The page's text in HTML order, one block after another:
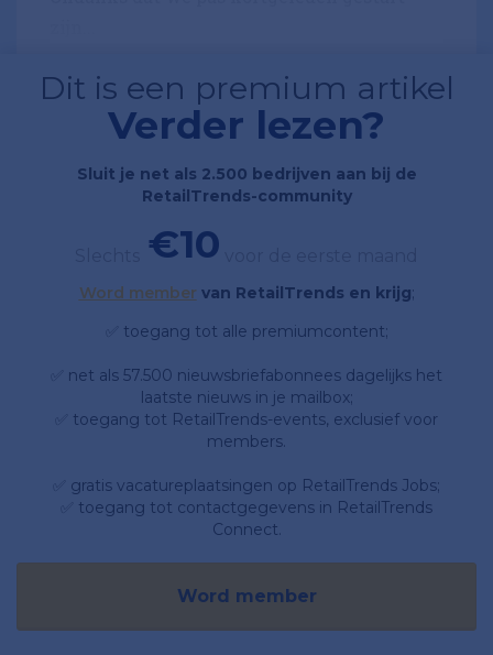
Dit is een premium artikel
Verder lezen?
Sluit je net als 2.500 bedrijven aan bij de
RetailTrends-community
€10
Word member van RetailTrends en krijg;
✅ toegang tot alle premiumcontent;
✅ net als 57.500 nieuwsbriefabonnees dagelijks het
laatste nieuws in je mailbox;
✅ toegang tot RetailTrends-events, exclusief voor
members.
✅ gratis vacatureplaatsingen op RetailTrends Jobs;
✅ toegang tot contactgegevens in RetailTrends
Connect.
Word member